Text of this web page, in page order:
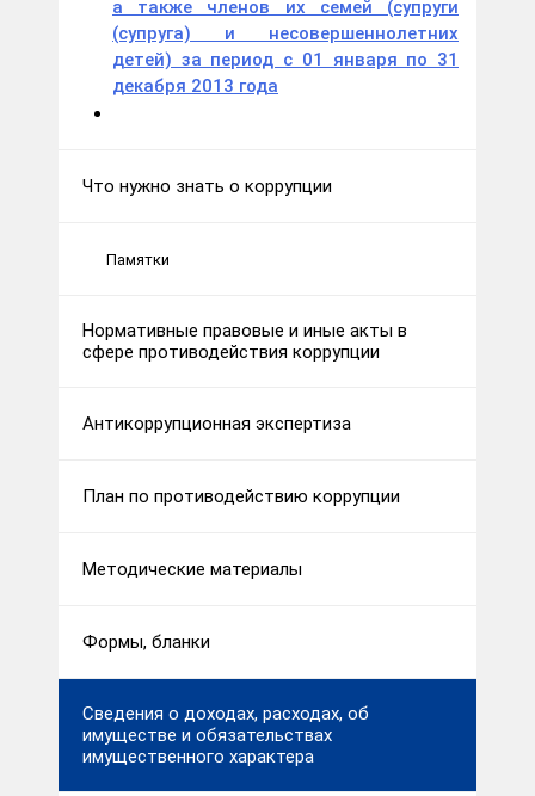
а также членов их семей (супруги
(супруга) и несовершеннолетних
детей) за период с 01 января по 31
декабря 2013 года
Что нужно знать о коррупции
Памятки
Нормативные правовые и иные акты в
сфере противодействия коррупции
Антикоррупционная экспертиза
План по противодействию коррупции
Методические материалы
Формы, бланки
Сведения о доходах, расходах, об
имуществе и обязательствах
имущественного характера